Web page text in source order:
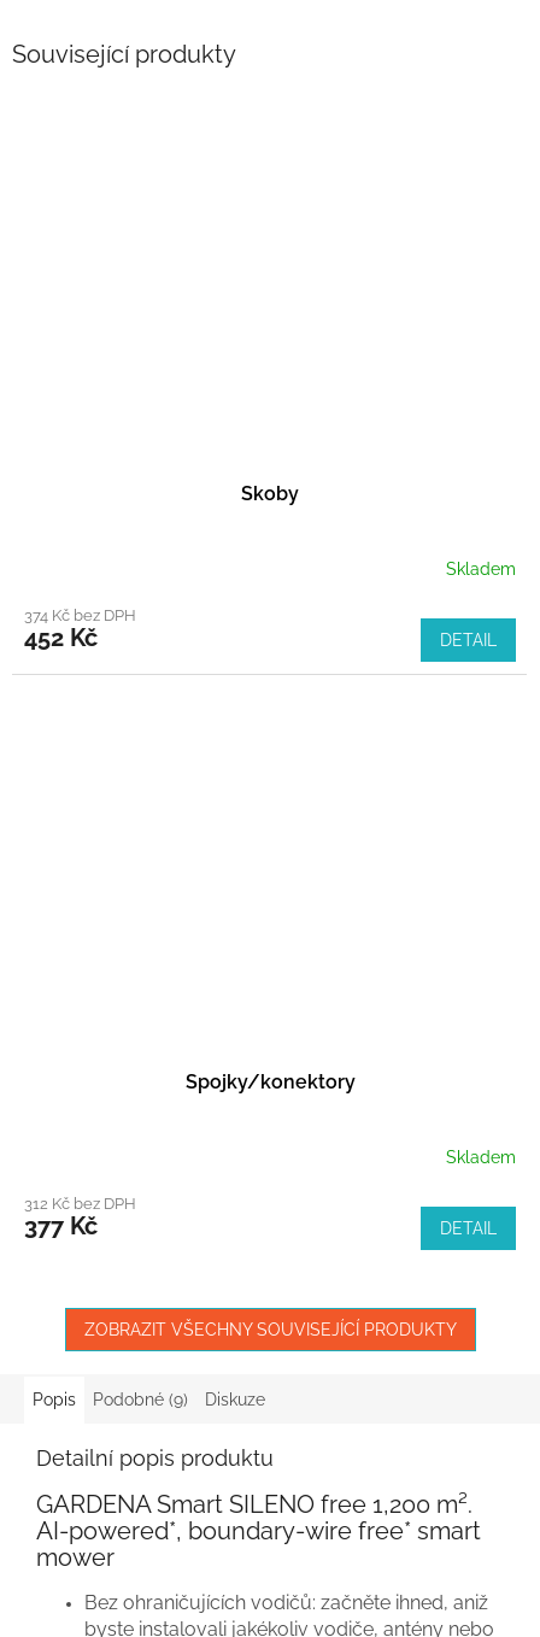
Související produkty
Skoby
Skladem
374 Kč bez DPH
452 Kč DETAIL
Spojky/konektory
Skladem
312 Kč bez DPH
377 Kč DETAIL
ZOBRAZIT VŠECHNY SOUVISEJÍCÍ PRODUKTY
Popis Podobné (9) Diskuze
Detailní popis produktu
GARDENA Smart SILENO free 1,200 m².
AI-powered*, boundary-wire free* smart
mower
Bez ohraničujících vodičů: začněte ihned, aniž
byste instalovali jakékoliv vodiče, antény nebo